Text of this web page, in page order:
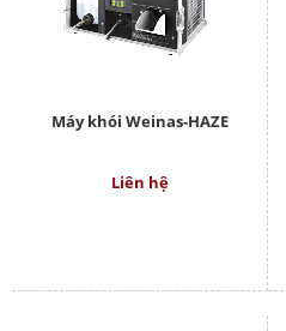
Máy khói Weinas-HAZE
Liên hệ